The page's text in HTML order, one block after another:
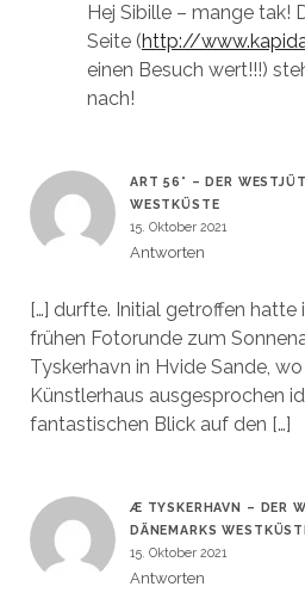
Hej Sibille – mange tak!
Seite (http://
einen Besuch wert!!!)
nach!
ART 56° – DER
WESTKÜSTE
15. Oktober 2021
Antworten
[…] durfte. Initial getroffen hatte
frühen Fotorunde zum
Tyskerhavn in Hvide Sande,
Künstlerhaus ausgesprochen
fantastischen Blick auf den […]
Æ TYSKERHAVN – DER
DÄNEMARKS
15. Oktober 2021
Antworten